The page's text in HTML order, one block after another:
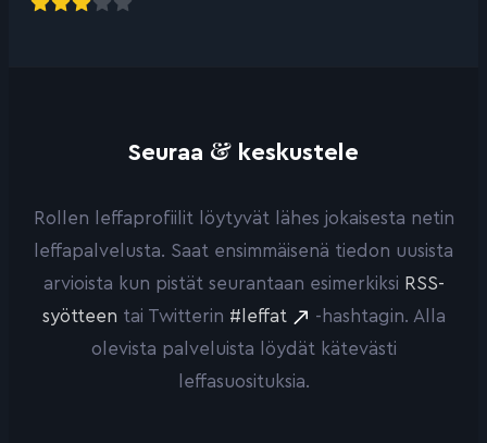
Seuraa & keskustele
Rollen leffaprofiilit löytyvät lähes jokaisesta netin
leffapalvelusta. Saat ensimmäisenä tiedon uusista
arvioista kun pistät seurantaan esimerkiksi RSS-
syötteen tai Twitterin #leffat
-hashtagin. Alla
olevista palveluista löydät kätevästi
leffasuosituksia.